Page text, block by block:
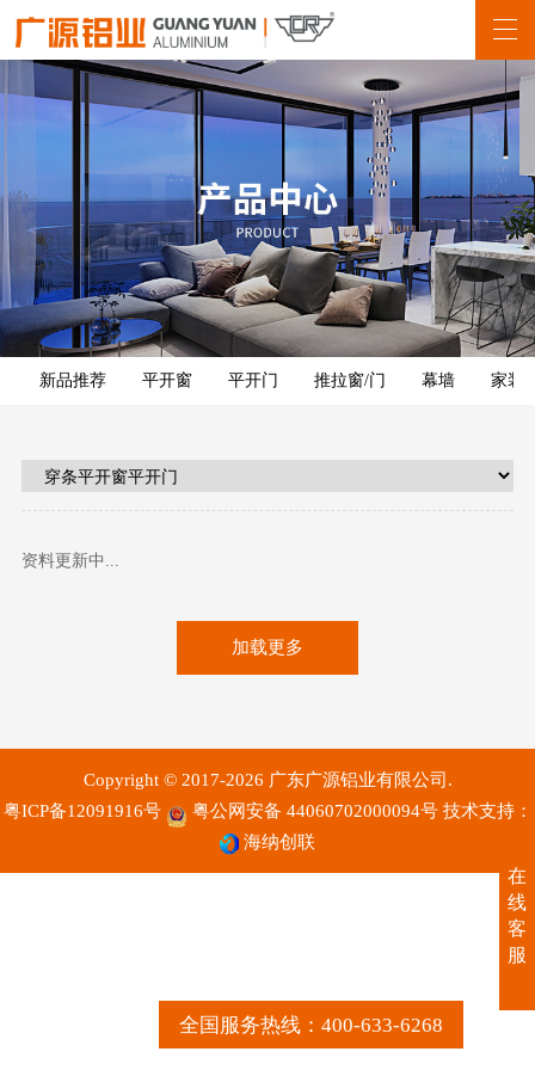
全国服务热线：400-633-6268
新品推荐 平开窗 平开门 推拉窗/门 幕墙 家装
资料更新中...
加载更多
Copyright © 2017-2026 广东广源铝业有限公司.
粤ICP备12091916号
粤公网安备 44060702000094号 技术支持：
海纳创联
在
线
客
服